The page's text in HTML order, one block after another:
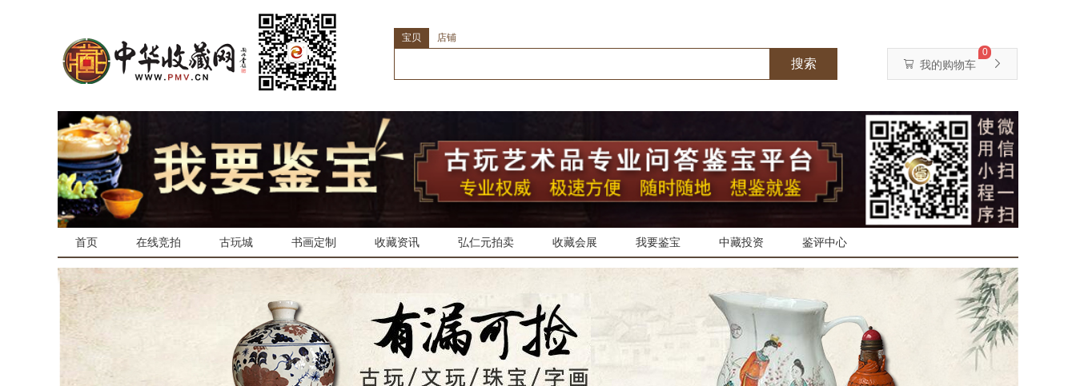
宝贝 店铺
搜索 我的购物车
0
首页 在线竞拍 古玩城 书画定制 收藏资讯 弘仁元拍卖 收藏会展 我要鉴宝 中藏投资 鉴评中心